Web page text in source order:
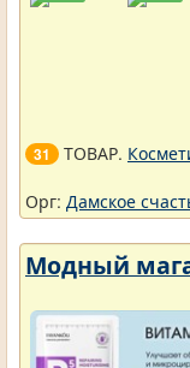
31 ТОВАР.
Орг: Дамское
Модный